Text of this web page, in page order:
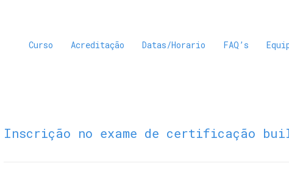
Curso Acreditação Datas/Horario FAQ’s
Inscrição no exame de certificação